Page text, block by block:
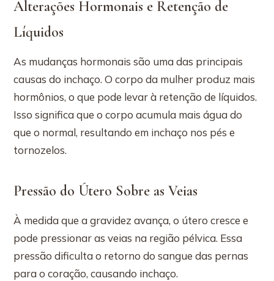
Alterações Hormonais e Retenção de
Líquidos
As mudanças hormonais são uma das principais
causas do inchaço. O corpo da mulher produz mais
hormônios, o que pode levar à retenção de líquidos.
Isso significa que o corpo acumula mais água do
que o normal, resultando em inchaço nos pés e
tornozelos.
Pressão do Útero Sobre as Veias
À medida que a gravidez avança, o útero cresce e
pode pressionar as veias na região pélvica. Essa
pressão dificulta o retorno do sangue das pernas
para o coração, causando inchaço.